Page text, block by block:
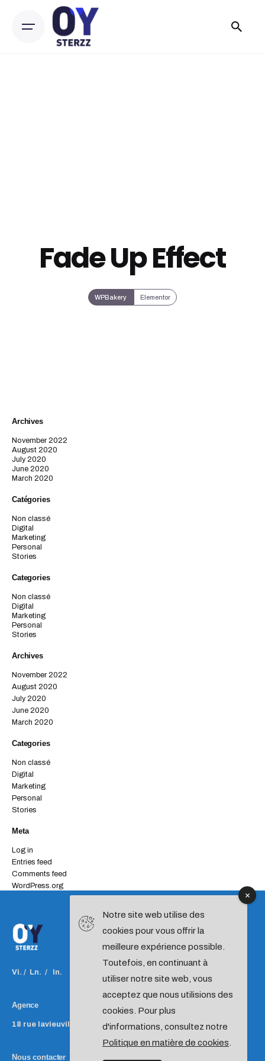
content
Fade Up Effect
WPBakery Elementor
Archives
November 2022
August 2020
July 2020
June 2020
March 2020
Catégories
Non classé
Digital
Marketing
Personal
Stories
Categories
Non classé
Digital
Marketing
Personal
Stories
Archives
November 2022
August 2020
July 2020
June 2020
March 2020
Categories
Non classé
Digital
Marketing
Personal
Stories
Meta
Log in
Entries feed
Comments feed
WordPress.org
Vi. / Ln. / In.
Agence
18 rue lavieuville 75018 PARISFrance
Nous contacter
Notre site web utilise des
cookies pour vous offrir la
meilleure expérience possible.
Toutefois, en continuant à
utiliser notre site web, vous
acceptez que nous utilisions des
cookies. Pour plus
d'informations, consultez notre
Politique en matière de cookies